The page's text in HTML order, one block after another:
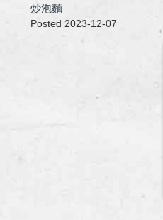
炒泡麵
Posted 2023-12-07